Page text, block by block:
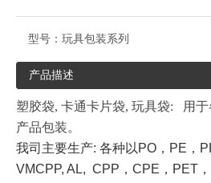
型号： 玩具包装系列
产品描述
塑胶袋, 卡通卡片袋, 玩具袋: 用
产品包装。
我司主要生产: 各种以PO，PE，
VMCPP, AL, CPP，CPE，PET